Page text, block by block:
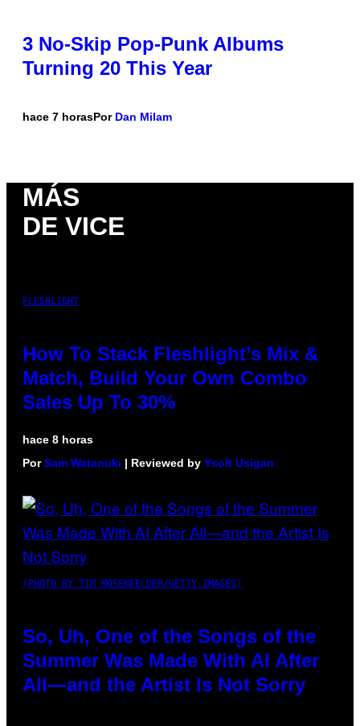
3 No-Skip Pop-Punk Albums
Turning 20 This Year
hace 7 horasPor Dan Milam
MÁS
DE VICE
FLESHLIGHT
How To Stack Fleshlight’s Mix &
Match, Build Your Own Combo
Sales Up To 30%
hace 8 horas
PorSam Watanuki | Reviewed by Ysolt Usigan
(PHOTO BY TIM MOSENFELDER/GETTY IMAGES)
So, Uh, One of the Songs of the
Summer Was Made With AI After
All—and the Artist Is Not Sorry